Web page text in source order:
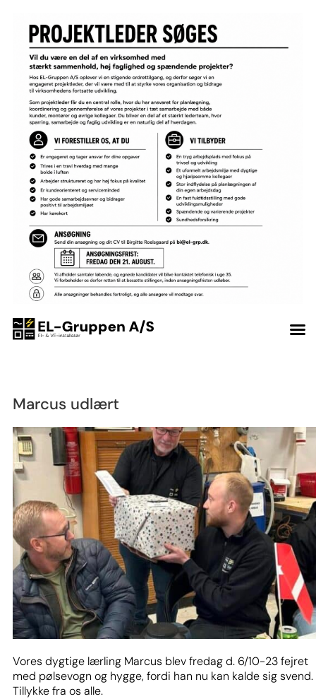
Marcus udlært
Vores dygtige lærling Marcus blev fredag d. 6/10-23 fejret
med pølsevogn og hygge, fordi han nu kan kalde sig svend.
Tillykke fra os alle.